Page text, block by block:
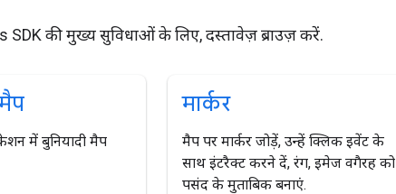
SDK की मुख्य सुविधाओं के लिए, दस्तावेज़ ब्राउज़ करें.
में बुनियादी मैप
मार्कर
मैप पर मार्कर जोड़ें, उन्हें क्लिक इवेंट के
साथ इंटरैक्ट करने दें, रंग, इमेज वगैरह को
पसंद के मुताबिक बनाएं.